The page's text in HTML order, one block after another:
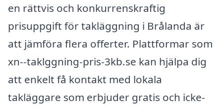
en rättvis och konkurrenskraftig
prisuppgift för takläggning i Brålanda är
att jämföra flera offerter. Plattformar som
xn--taklggning-pris-3kb.se kan hjälpa dig
att enkelt få kontakt med lokala
takläggare som erbjuder gratis och icke-